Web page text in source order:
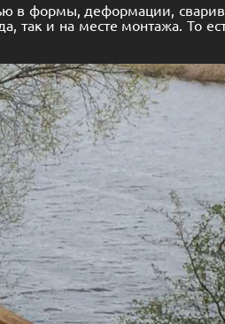
в формы, деформации,
так и на месте монтажа. То